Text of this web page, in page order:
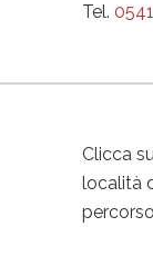
Tel.
Clicca
località